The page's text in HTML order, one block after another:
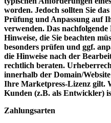
worden. Jedoch sollten Sie
Prüfung und Anpassung auf
verwenden. Das
Hinweise, die Sie beachten
besonders prüfen und ggf.
die Hinweise nach der
rechtlich beraten.
innerhalb der Domain/
Ihre Marketpress-Lizenz gilt.
Kunden (z.B. als Entwickler)
Zahlungsarten